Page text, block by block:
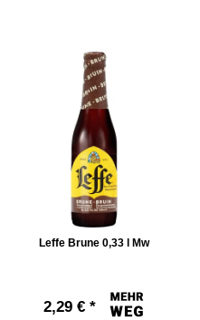
Leffe Brune 0,33 l Mw
2,29 € *